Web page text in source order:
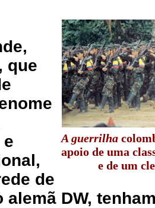
A guerrilha
apoio de uma
e de um
que
de
alemã DW,